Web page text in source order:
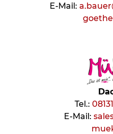
E-Mail:
Tel.:
E-Mail: